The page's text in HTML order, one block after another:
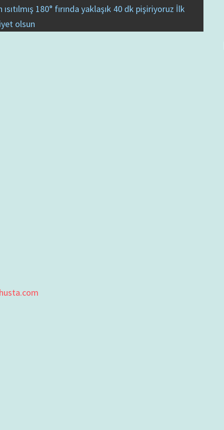
180° fırında yaklaşık 40 dk pişiriyoruz İlk
olsun